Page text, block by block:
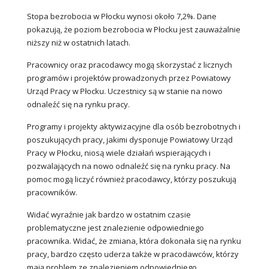
Stopa bezrobocia w Płocku wynosi około 7,2%. Dane
pokazują, że poziom bezrobocia w Płocku jest zauważalnie
niższy niż w ostatnich latach.
Pracownicy oraz pracodawcy mogą skorzystać z licznych
programów i projektów prowadzonych przez Powiatowy
Urząd Pracy w Płocku. Uczestnicy są w stanie na nowo
odnaleźć się na rynku pracy.
Programy i projekty aktywizacyjne dla osób bezrobotnych i
poszukujących pracy, jakimi dysponuje Powiatowy Urząd
Pracy w Płocku, niosą wiele działań wspierających i
pozwalających na nowo odnaleźć się na rynku pracy. Na
pomoc mogą liczyć również pracodawcy, którzy poszukują
pracowników.
Widać wyraźnie jak bardzo w ostatnim czasie
problematyczne jest znalezienie odpowiedniego
pracownika. Widać, że zmiana, która dokonała się na rynku
pracy, bardzo często uderza także w pracodawców, którzy